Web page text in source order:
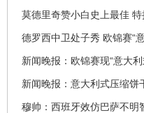
莫德里奇赞小白史上最佳
德罗西中卫处子秀 欧锦赛“
新闻晚报：欧锦赛现“意大
新闻晚报：意大利式压缩饼
穆帅：西班牙效仿巴萨不明